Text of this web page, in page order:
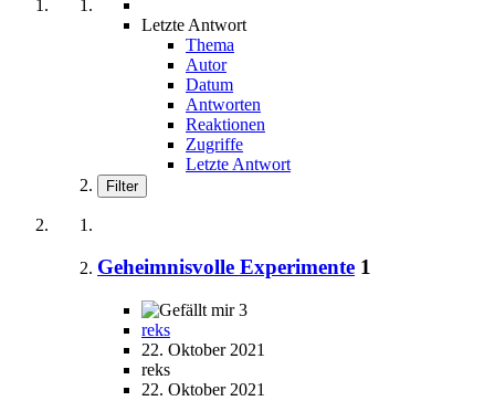
Letzte Antwort
Thema
Autor
Datum
Antworten
Reaktionen
Zugriffe
Letzte Antwort
Filter
Geheimnisvolle Experimente 1
3
reks
22. Oktober 2021
reks
22. Oktober 2021